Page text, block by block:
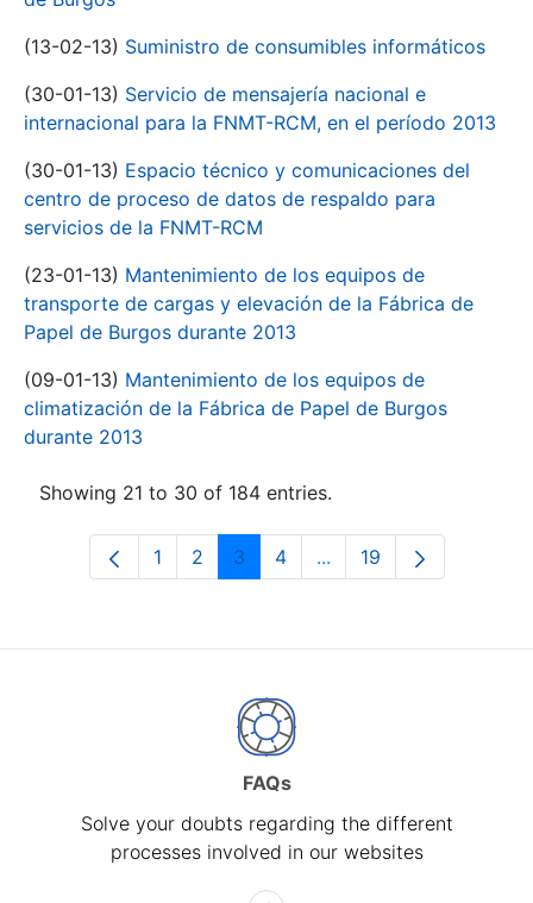
(13-02-13) Suministro de consumibles informáticos
(30-01-13) Servicio de mensajería nacional e
internacional para la FNMT-RCM, en el período 2013
(30-01-13) Espacio técnico y comunicaciones del
centro de proceso de datos de respaldo para
servicios de la FNMT-RCM
(23-01-13) Mantenimiento de los equipos de
transporte de cargas y elevación de la Fábrica de
Papel de Burgos durante 2013
(09-01-13) Mantenimiento de los equipos de
climatización de la Fábrica de Papel de Burgos
durante 2013
Showing 21 to 30 of 184 entries.
Page
1 Page
2 Page
3 Page
4 ...Intermediate Pages
Page
19
FAQs
Solve your doubts regarding the different
processes involved in our websites